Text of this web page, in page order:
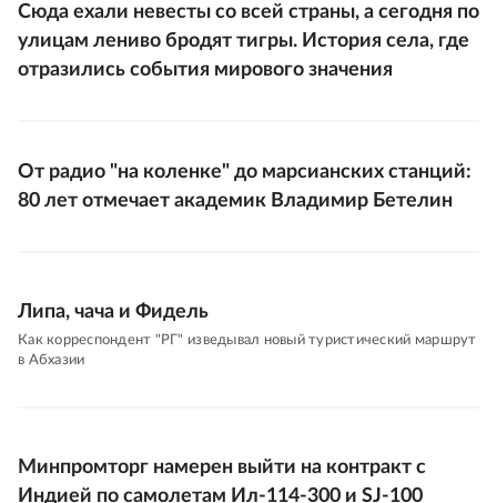
Сюда ехали невесты со всей страны, а сегодня по
улицам лениво бродят тигры. История села, где
отразились события мирового значения
От радио "на коленке" до марсианских станций:
80 лет отмечает академик Владимир Бетелин
Липа, чача и Фидель
Как корреспондент "РГ" изведывал новый туристический маршрут
в Абхазии
Минпромторг намерен выйти на контракт с
Индией по самолетам Ил-114-300 и SJ-100